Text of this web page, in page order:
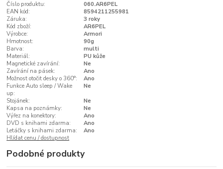
Číslo produktu:
060.AR6PEL
EAN kód:
8594211255981
Záruka:
3 roky
Kód zboží:
AR6PEL
Výrobce:
Armori
Hmotnost:
90g
Barva:
multi
Materiál:
PU kůže
Magnetické zavírání:
Ne
Zavírání na pásek:
Ano
Možnost otočit desky o 360°:
Ano
Funkce Auto sleep / Wake
up:
Ne
Stojánek:
Ne
Kapsa na poznámky:
Ne
Výřez na konektory:
Ano
DVD s knihami zdarma:
Ano
Letáčky s knihami zdarma:
Ano
Hlídat cenu / dostupnost
Podobné produkty